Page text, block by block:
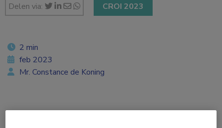
Delen via: CROI 2023
2 min
feb 2023
Mr. Constance de Koning
Vakgebieden: